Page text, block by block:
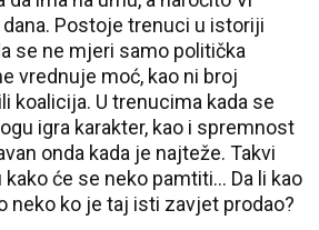
Postoje trenuci u istoriji
se ne mjeri samo politička
vrednuje moć, kao ni broj
koalicija. U trenucima kada se
igra karakter, kao i spremnost
onda kada je najteže. Takvi
će se neko pamtiti… Da li kao
neko ko je taj isti zavjet prodao?